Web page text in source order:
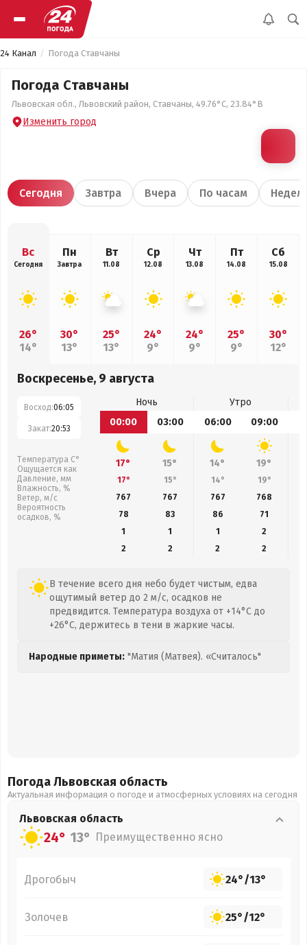
24 Канал Погода Ставчаны
Погода Ставчаны
Львовская обл., Львовский район, Ставчаны, 49.76°С, 23.84°В
Изменить город
Сегодня Завтра Вчера По часам
Вс
Сегодня
26°
14°
Пн
Завтра
30°
13°
Вт
11.08
25°
13°
Ср
12.08
24°
9°
Чт
13.08
24°
9°
Пт
14.08
25°
9°
Сб
15.08
30°
12°
Воскресенье, 9 августа
Восход:06:05
Закат:20:53
Температура С°
Ощущается как
Давление, мм
Влажность, %
Ветер, м/с
Вероятность
осадков, %
Ночь
Утро
00:00
03:00 06:00 09:00
17° 15° 14° 19°
17° 15° 14° 19°
767
767 767 768
78
83 86 71
1
1 1
2
2
2 2 2
В течение всего дня небо будет чистым, едва
ощутимый ветер до 2 м/с, осадков не
предвидится. Температура воздуха от +14°C до
+26°C, держитесь в тени в жаркие часы.
Народные приметы: "Матия (Матвея). «Считалось"
Погода Львовская область
Актуальная информация о погоде и атмосферных условиях на сегодня
Львовская область
24° 13° Преимущественно ясно
Дрогобыч 24°/13°
Золочев 25°/12°